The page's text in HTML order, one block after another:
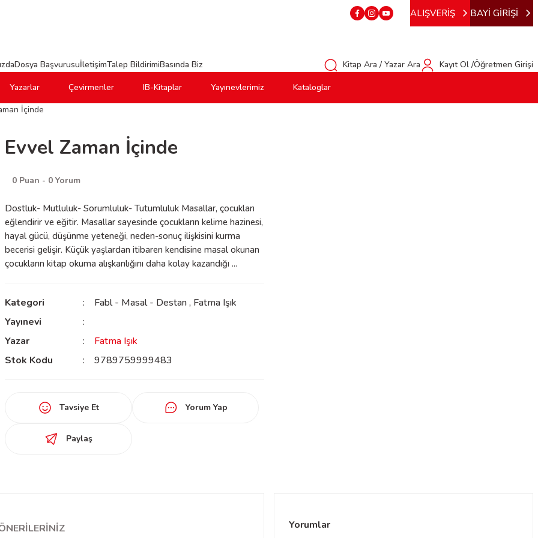
ALIŞVERİŞ BAYİ GİRİŞİ
Dosya BaşvurusuİletişimTalep BildirimiBasında Biz Kitap Ara / Yazar Ara
Kayıt Ol /Öğretmen Girişi
Yazarlar Çevirmenler IB-Kitaplar Yayınevlerimiz
Kataloglar
İçinde
Evvel Zaman İçinde
0 Puan - 0 Yorum
Dostluk- Mutluluk- Sorumluluk- Tutumluluk Masallar, çocukları
eğlendirir ve eğitir. Masallar sayesinde çocukların kelime hazinesi,
hayal gücü, düşünme yeteneği, neden-sonuç ilişkisini kurma
becerisi gelişir. Küçük yaşlardan itibaren kendisine masal okunan
çocukların kitap okuma alışkanlığını daha kolay kazandığı ...
Kategori Fabl - Masal - Destan , Fatma Işık
Yayınevi
Yazar
Fatma Işık
Stok Kodu
9789759999483
Tavsiye Et Yorum Yap
Paylaş
Yorumlar